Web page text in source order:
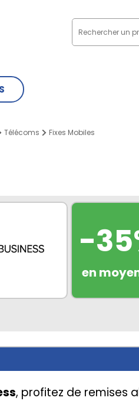
Télécoms Fixes Mobiles
-
en
, profitez de remises